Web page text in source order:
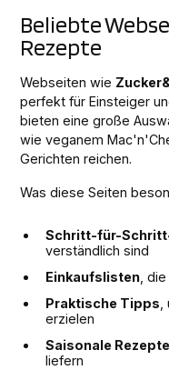
Beliebte
Rezepte
Webseiten wie
perfekt für Einsteiger
bieten eine große
wie veganem
Gerichten reichen.
Was diese Seiten
Schritt-für-
verständlich sind
Einkaufslisten ,
Praktische Tipps
erzielen
Saisonale Rezepte
liefern